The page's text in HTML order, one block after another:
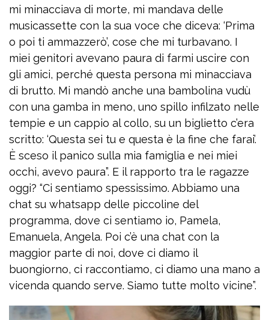
mi minacciava di morte, mi mandava delle
musicassette con la sua voce che diceva: ‘Prima
o poi ti ammazzerò’, cose che mi turbavano. I
miei genitori avevano paura di farmi uscire con
gli amici, perché questa persona mi minacciava
di brutto. Mi mandò anche una bambolina vudù
con una gamba in meno, uno spillo infilzato nelle
tempie e un cappio al collo, su un biglietto c’era
scritto: ‘Questa sei tu e questa è la fine che farai’.
È sceso il panico sulla mia famiglia e nei miei
occhi, avevo paura”. E il rapporto tra le ragazze
oggi? “Ci sentiamo spessissimo. Abbiamo una
chat su whatsapp delle piccoline del
programma, dove ci sentiamo io, Pamela,
Emanuela, Angela. Poi c’è una chat con la
maggior parte di noi, dove ci diamo il
buongiorno, ci raccontiamo, ci diamo una mano a
vicenda quando serve. Siamo tutte molto vicine”.